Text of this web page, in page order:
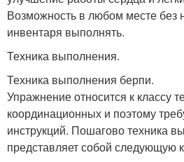
Возможность в любом месте без
инвентаря выполнять.
Техника выполнения.
Техника выполнения берпи.
Упражнение относится к классу
координационных и поэтому
инструкций. Пошагово техника
представляет собой следующую